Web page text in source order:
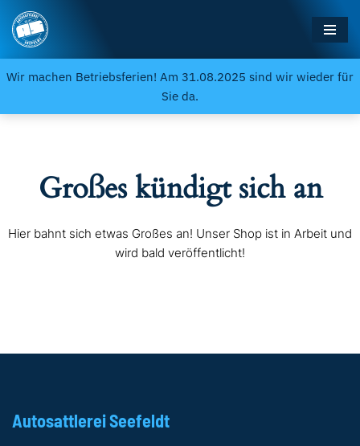
Wir machen Betriebsferien! Am 31.08.2025 sind wir wieder für
Sie da.
Zum
Inhalt
springen
Großes kündigt sich an
Hier bahnt sich etwas Großes an! Unser Shop ist in Arbeit und
wird bald veröffentlicht!
Autosattlerei Seefeldt